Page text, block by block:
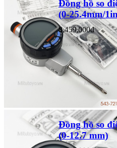
Đồng hồ so
(0-25.4mm/
8,459,000đ
Đồng hồ so
(0-12.7 mm)